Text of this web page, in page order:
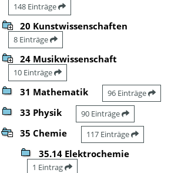
148 Einträge
20 Kunstwissenschaften
8 Einträge
24 Musikwissenschaft
10 Einträge
31 Mathematik 96 Einträge
33 Physik 90 Einträge
35 Chemie 117 Einträge
35.14 Elektrochemie
1 Eintrag